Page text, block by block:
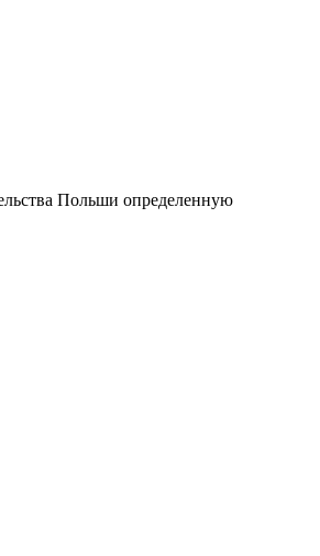
Польши определенную